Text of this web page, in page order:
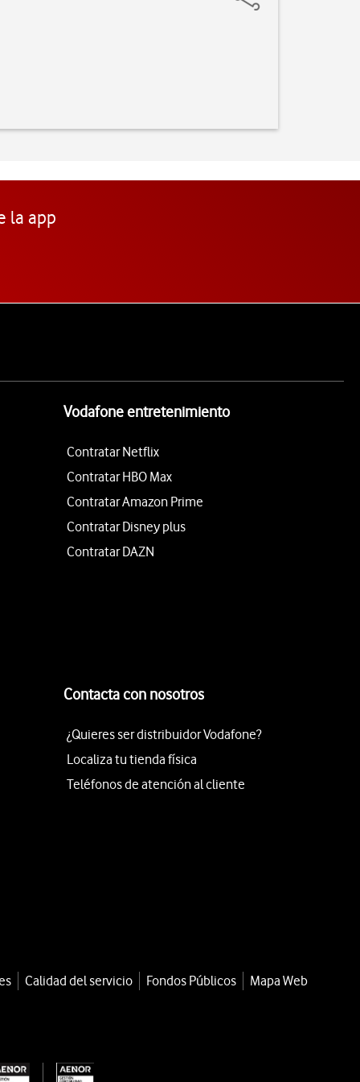
la app
Vodafone entretenimiento
Contratar Netflix
Contratar HBO Max
Contratar Amazon Prime
Contratar Disney plus
Contratar DAZN
Contacta con nosotros
¿Quieres ser distribuidor Vodafone?
Localiza tu tienda física
Teléfonos de atención al cliente
Calidad del servicio Fondos Públicos
Mapa Web